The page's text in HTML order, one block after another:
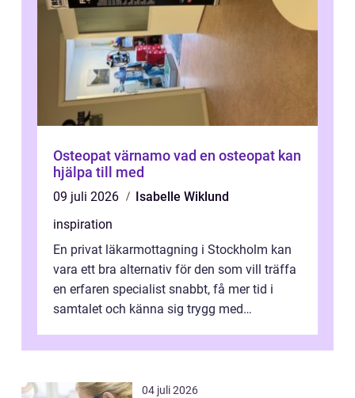
Osteopat värnamo vad en osteopat kan
hjälpa till med
09 juli 2026
Isabelle Wiklund
inspiration
En privat läkarmottagning i Stockholm kan
vara ett bra alternativ för den som vill träffa
en erfaren specialist snabbt, få mer tid i
samtalet och känna sig trygg med
04 juli 2026